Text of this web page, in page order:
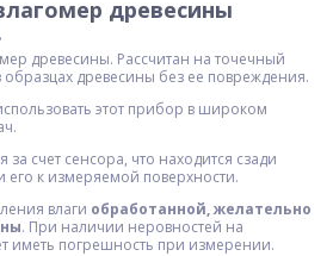
древесины
древесины. Рассчитан на точечный
древесины без ее повреждения.
этот прибор в широком
счет сенсора, что находится сзади
к измеряемой поверхности.
влаги обработанной, желательно
. При наличии неровностей на
иметь погрешность при измерении.